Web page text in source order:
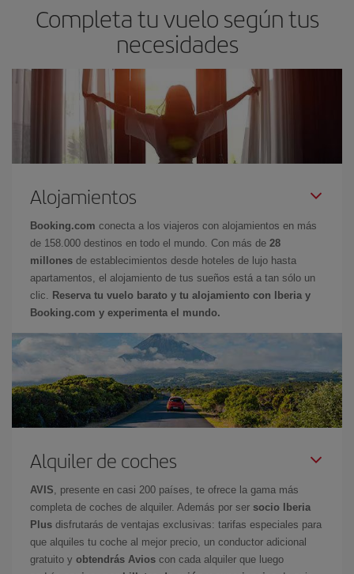
diariamente.
te garantizará mejores precios.
Completa tu vuelo según tus
necesidades
Alojamientos
Booking.com conecta a los viajeros con alojamientos en más
de 158.000 destinos en todo el mundo. Con más de 28
millones de establecimientos desde hoteles de lujo hasta
apartamentos, el alojamiento de tus sueños está a tan sólo un
clic.
Reserva tu vuelo barato y tu alojamiento con Iberia y
Booking.com y experimenta el mundo.
Alquiler de coches
AVIS , presente en casi 200 países, te ofrece la gama más
completa de coches de alquiler. Además por ser socio Iberia
Plus disfrutarás de ventajas exclusivas: tarifas especiales para
que alquiles tu coche al mejor precio, un conductor adicional
gratuito y obtendrás Avios con cada alquiler que luego